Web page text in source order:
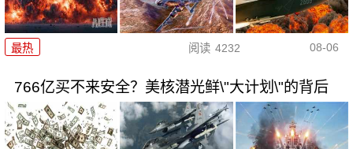
最热 阅读 4232 08-06
766亿买不来安全？美核潜光鲜\"大计划\"的背后